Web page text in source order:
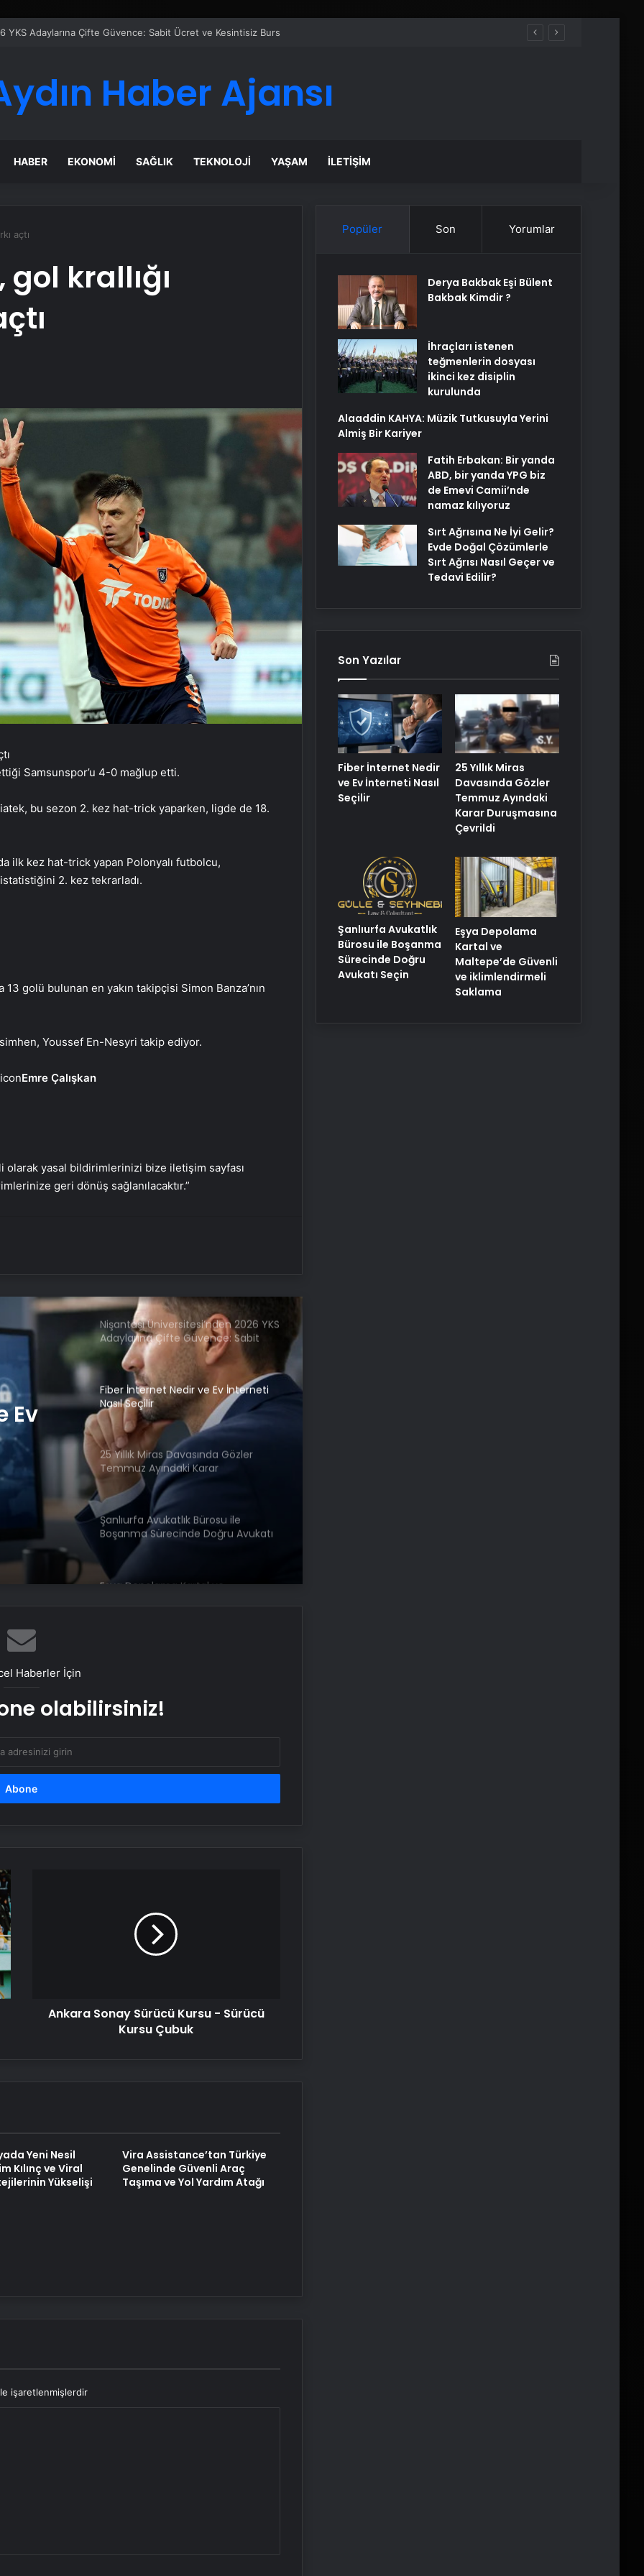
Nasıl Seçilir
Haber Ajansı
HABER EKONOMI SAĞLIK TEKNOLOJI YAŞAM İLETIŞIM
açtı
krallığı
Samsunspor’u 4-0 mağlup etti.
bu sezon 2. kez hat-trick yaparken, ligde de 18.
ilk kez hat-trick yapan Polonyalı futbolcu,
2. kez tekrarladı.
13 golü bulunan en yakın takipçisi Simon Banza’nın
Youssef En-Nesyri takip ediyor.
Emre Çalışkan
olarak yasal bildirimlerinizi bize iletişim sayfası
geri dönüş sağlanılacaktır.”
Ev
UETDS Nedir ? Uetds.com İle Akıllı
Nişantaşı Üniversitesi’nden 2026 YKS
Adaylarına Çifte Güvence: Sabit
Ücret ve Kesintisiz Burs
Fiber İnternet Nedir ve Ev İnterneti
Nasıl Seçilir
25 Yıllık Miras Davasında Gözler
Temmuz Ayındaki Karar
Duruşmasına Çevrildi
Şanlıurfa Avukatlık Bürosu ile
Boşanma Sürecinde Doğru Avukatı
Eşya Depolama Kartal ve
Zihnin Gizemli Sınırları ve Ötesi :
Tasarım Ajansı
Alaaddin KAHYA: Müzik Tutkusuyla
Yerini Almiş Bir Kariyer
Fiber İnternet Nedir ve Ev İnterneti
Şanlıurfa Avukatlık Bürosu ile
Boşanma Sürecinde Doğru Avukatı
Haberler İçin
olabilirsiniz!
Ankara Sonay Sürücü Kursu - Sürücü
Kursu Çubuk
Yeni Nesil
Kılınç ve Viral
Yükselişi
Vira Assistance’tan Türkiye
Genelinde Güvenli Araç
Taşıma ve Yol Yardım Atağı
işaretlenmişlerdir
Popüler Son Yorumlar
Derya Bakbak Eşi Bülent
Bakbak Kimdir ?
İhraçları istenen
teğmenlerin dosyası
ikinci kez disiplin
kurulunda
Alaaddin KAHYA: Müzik Tutkusuyla Yerini
Almiş Bir Kariyer
Fatih Erbakan: Bir yanda
ABD, bir yanda YPG biz
de Emevi Camii’nde
namaz kılıyoruz
Sırt Ağrısına Ne İyi Gelir?
Evde Doğal Çözümlerle
Sırt Ağrısı Nasıl Geçer ve
Tedavi Edilir?
Son Yazılar
Fiber İnternet Nedir
ve Ev İnterneti Nasıl
Seçilir
25 Yıllık Miras
Davasında Gözler
Temmuz Ayındaki
Karar Duruşmasına
Çevrildi
Şanlıurfa Avukatlık
Bürosu ile Boşanma
Sürecinde Doğru
Avukatı Seçin
Eşya Depolama
Kartal ve
Maltepe’de Güvenli
ve iklimlendirmeli
Saklama